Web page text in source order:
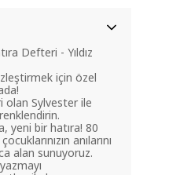
Defteri - Yıldız
için özel
olan Sylvester ile
yeni bir hatıra! 80
anılarını
alan sunuyoruz.